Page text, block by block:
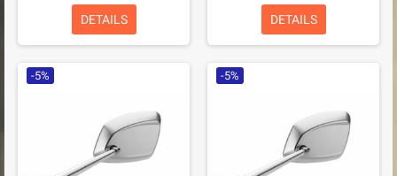
DETAILS DETAILS
-5% -5%